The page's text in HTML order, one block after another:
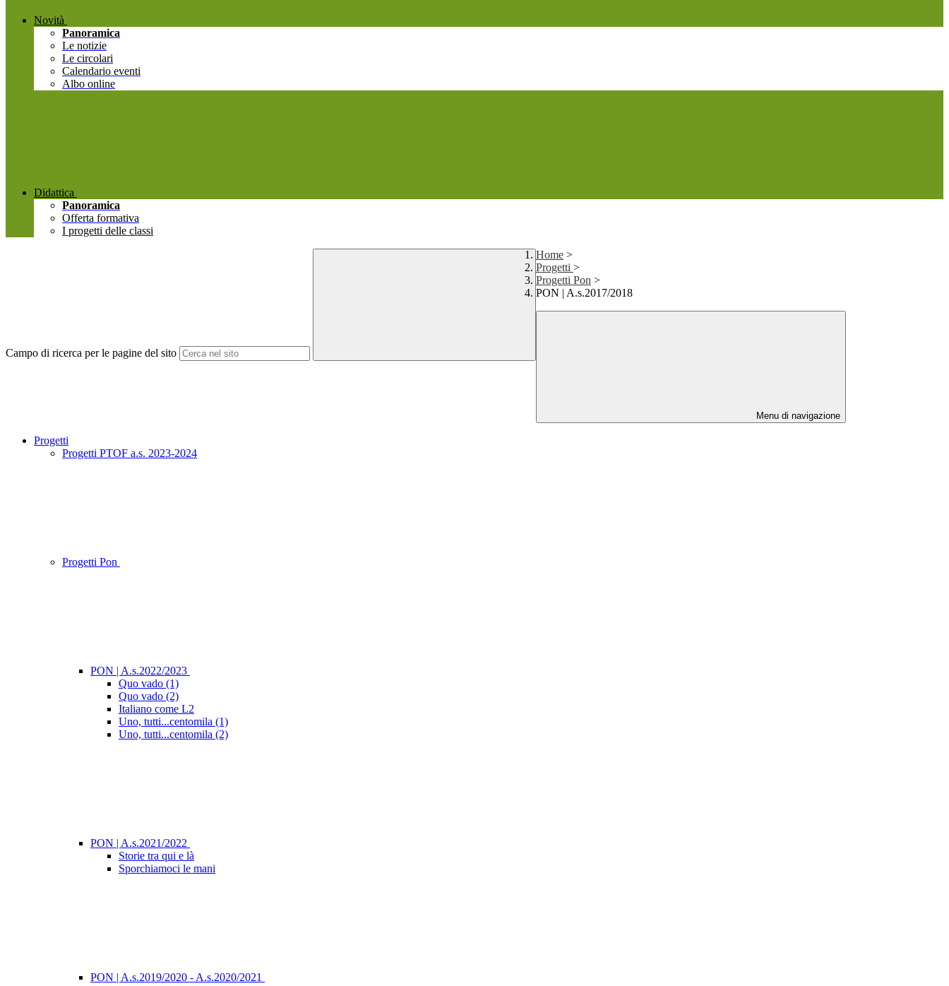
Novità
Panoramica
Le notizie
Le circolari
Calendario eventi
Albo online
Didattica
Panoramica
Offerta formativa
I progetti delle classi
Campo di ricerca per le pagine del sito
Home >
Progetti >
Progetti Pon >
PON | A.s.2017/2018
Menu di navigazione
Progetti
Progetti PTOF a.s. 2023-2024
Progetti Pon
PON | A.s.2022/2023
Quo vado (1)
Quo vado (2)
Italiano come L2
Uno, tutti...centomila (1)
Uno, tutti...centomila (2)
PON | A.s.2021/2022
Storie tra qui e là
Sporchiamoci le mani
PON | A.s.2019/2020 - A.s.2020/2021